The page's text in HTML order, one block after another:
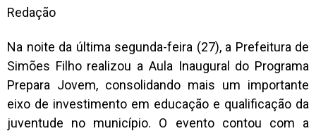
Redação
Na noite da última segunda-feira (27), a Prefeitura de
Simões Filho realizou a Aula Inaugural do Programa
Prepara Jovem, consolidando mais um importante
eixo de investimento em educação e qualificação da
juventude no município. O evento contou com a